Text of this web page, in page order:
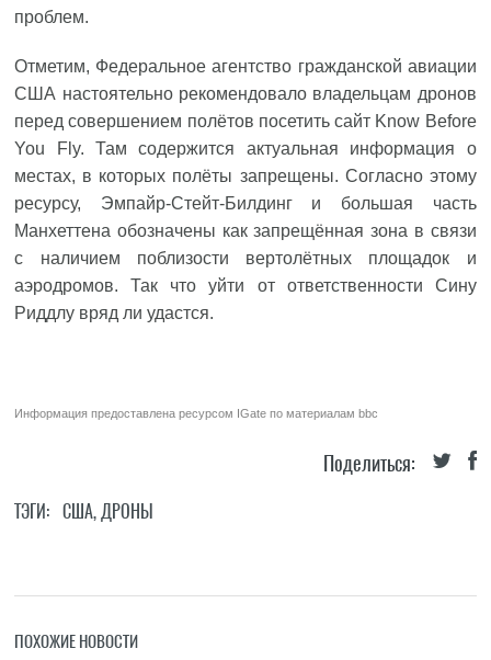
проблем.
Отметим, Федеральное агентство гражданской авиации
США настоятельно рекомендовало владельцам дронов
перед совершением полётов посетить сайт Know Before
You Fly. Там содержится актуальная информация о
местах, в которых полёты запрещены. Согласно этому
ресурсу, Эмпайр-Стейт-Билдинг и большая часть
Манхеттена обозначены как запрещённая зона в связи
с наличием поблизости вертолётных площадок и
аэродромов. Так что уйти от ответственности Сину
Риддлу вряд ли удастся.
Информация предоставлена ресурсом IGate по материаламbbc
Поделиться:
ТЭГИ: США, ДРОНЫ
ПОХОЖИЕ НОВОСТИ